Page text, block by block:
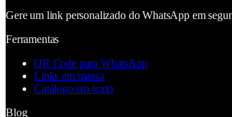
Gere um link personalizado do WhatsApp em
Ferramentas
QR Code para WhatsApp
Links em massa
Catálogo em texto
Blog